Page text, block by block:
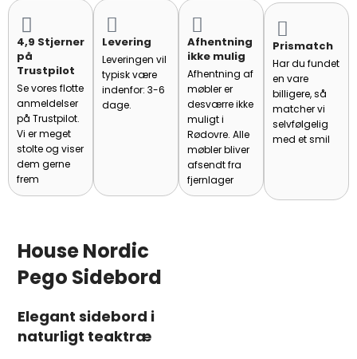
4,9 Stjerner
på
Trustpilot
Se vores flotte
anmeldelser
på Trustpilot.
Vi er meget
stolte og viser
dem gerne
frem
Levering
Leveringen vil
typisk være
indenfor: 3-6
dage.
Afhentning
ikke mulig
Afhentning af
møbler er
desværre ikke
muligt i
Rødovre. Alle
møbler bliver
afsendt fra
fjernlager
Prismatch
Har du fundet
en vare
billigere, så
matcher vi
selvfølgelig
med et smil
House Nordic
Pego Sidebord
Elegant sidebord i
naturligt teaktræ